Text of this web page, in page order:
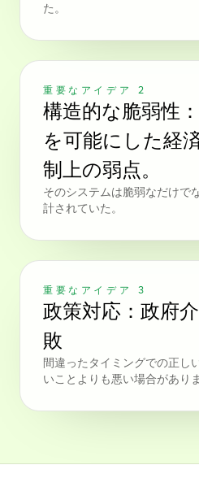
た。
重要なアイデア 2
構造的な脆弱性
を可能にした経
制上の弱点。
そのシステムは脆弱なだけで
計されていた。
重要なアイデア 3
政策対応：政府
敗
間違ったタイミングでの正し
いことよりも悪い場合があり